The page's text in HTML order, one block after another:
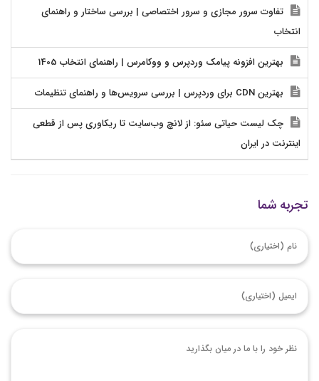
تفاوت سرور مجازی و سرور اختصاصی | بررسی ساختار و راهنمای
انتخاب
بهترین افزونه پیامک وردپرس و ووکامرس | راهنمای انتخاب 1405
بهترین CDN برای وردپرس | بررسی سرویس‌ها و راهنمای تنظیمات
چک لیست حیاتی سئو: از لانچ وب‌سایت تا ریکاوری پس از قطعی
اینترنت در ایران
تجربه شما